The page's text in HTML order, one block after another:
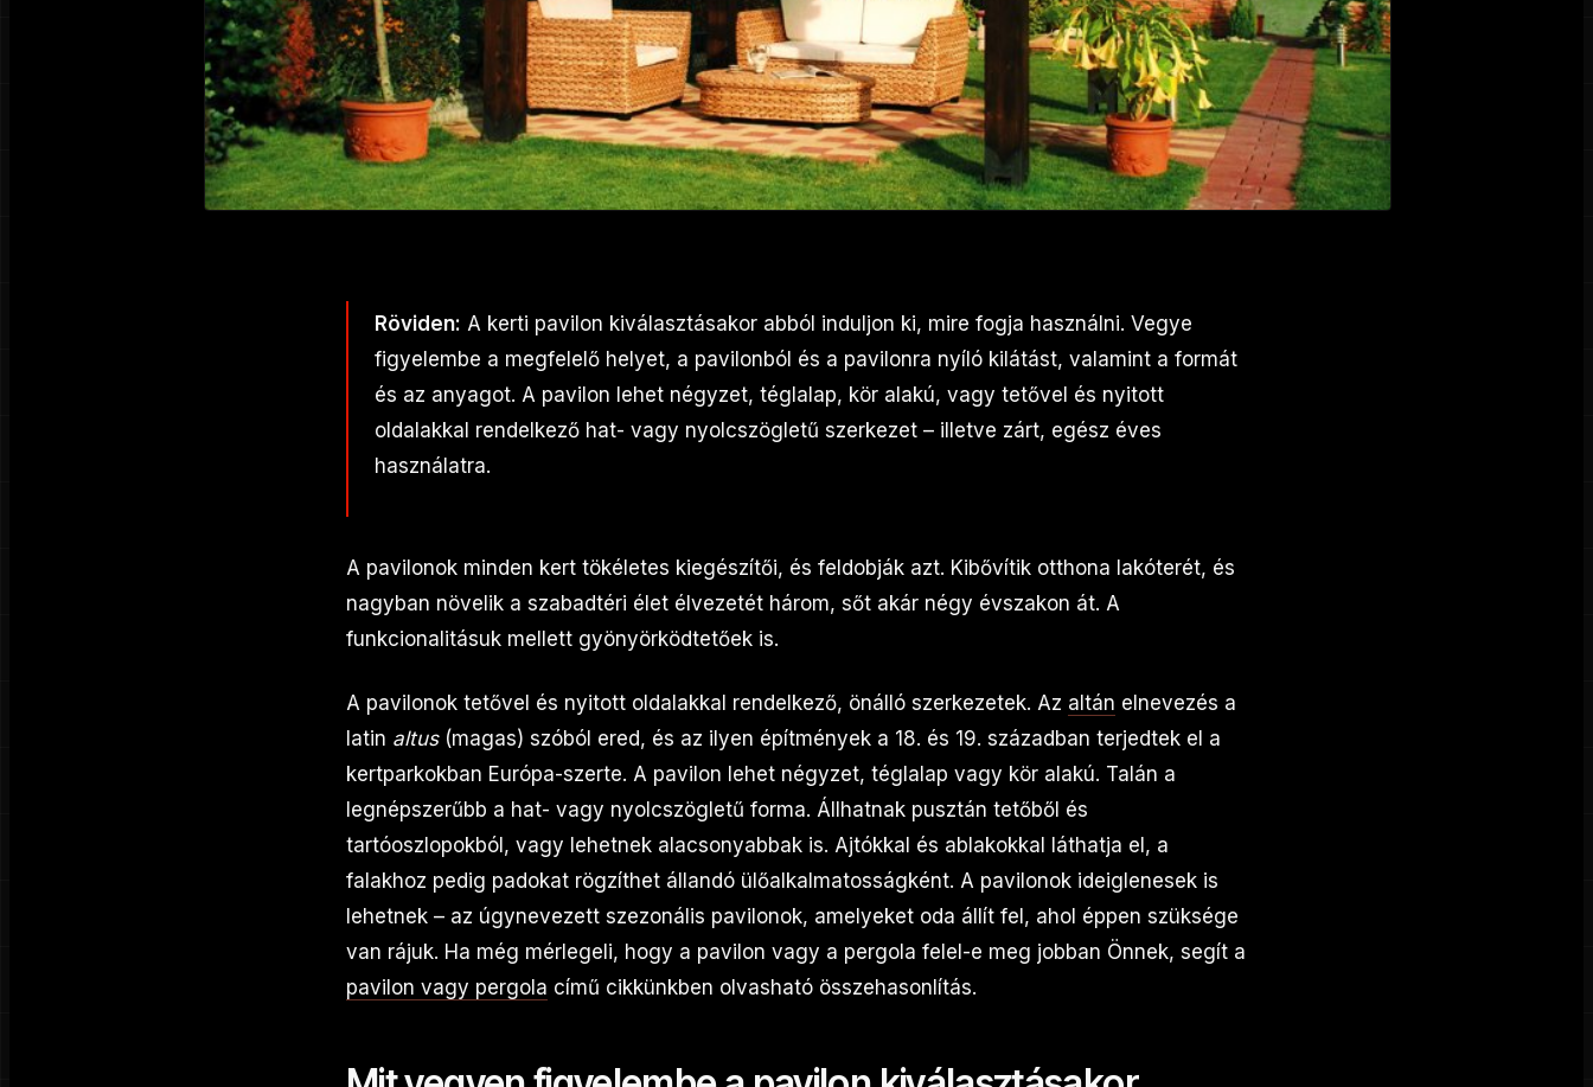
Röviden: A kerti pavilon kiválasztásakor abból induljon ki, mire fogja használni. Vegye
figyelembe a megfelelő helyet, a pavilonból és a pavilonra nyíló kilátást, valamint a formát
és az anyagot. A pavilon lehet négyzet, téglalap, kör alakú, vagy tetővel és nyitott
oldalakkal rendelkező hat- vagy nyolcszögletű szerkezet – illetve zárt, egész éves
használatra.
A pavilonok minden kert tökéletes kiegészítői, és feldobják azt. Kibővítik otthona lakóterét, és
nagyban növelik a szabadtéri élet élvezetét három, sőt akár négy évszakon át. A
funkcionalitásuk mellett gyönyörködtetőek is.
A pavilonok tetővel és nyitott oldalakkal rendelkező, önálló szerkezetek. Az altán elnevezés a
latin altus(magas) szóból ered, és az ilyen építmények a 18. és 19. században terjedtek el a
kertparkokban Európa-szerte. A pavilon lehet négyzet, téglalap vagy kör alakú. Talán a
legnépszerűbb a hat- vagy nyolcszögletű forma. Állhatnak pusztán tetőből és
tartóoszlopokból, vagy lehetnek alacsonyabbak is. Ajtókkal és ablakokkal láthatja el, a
falakhoz pedig padokat rögzíthet állandó ülőalkalmatosságként. A pavilonok ideiglenesek is
lehetnek – az úgynevezett szezonális pavilonok, amelyeket oda állít fel, ahol éppen szüksége
van rájuk. Ha még mérlegeli, hogy a pavilon vagy a pergola felel-e meg jobban Önnek, segít a
pavilon vagy pergola című cikkünkben olvasható összehasonlítás.